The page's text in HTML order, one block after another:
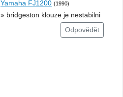
Yamaha FJ1200 (1990)
» bridgeston klouze je nestabilni
Odpovědět